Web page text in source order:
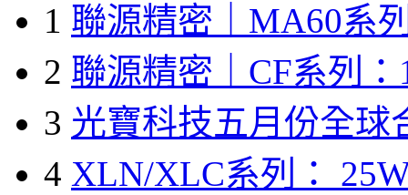
1 聯源精密｜MA60系
2 聯源精密｜CF系列：
3 光寶科技五月份全球
4 XLN/XLC系列：